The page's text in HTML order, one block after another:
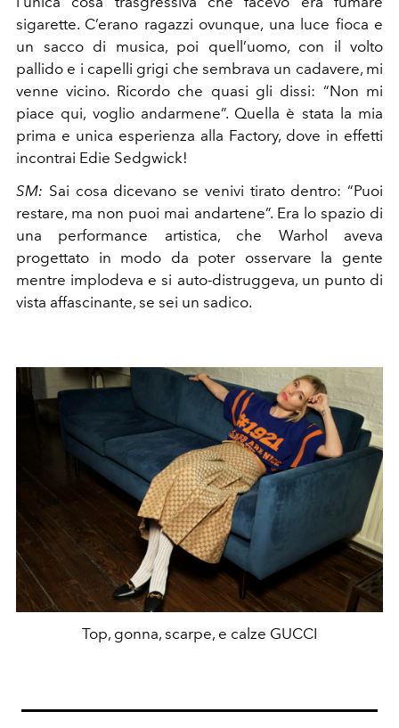
sigarette. C’erano ragazzi ovunque, una luce fioca e
un sacco di musica, poi quell’uomo, con il volto
pallido e i capelli grigi che sembrava un cadavere, mi
venne vicino. Ricordo che quasi gli dissi: “Non mi
piace qui, voglio andarmene”. Quella è stata la mia
prima e unica esperienza alla Factory, dove in effetti
incontrai Edie Sedgwick!
SM: Sai cosa dicevano se venivi tirato dentro: “Puoi
restare, ma non puoi mai andartene”. Era lo spazio di
una performance artistica, che Warhol aveva
progettato in modo da poter osservare la gente
mentre implodeva e si auto-distruggeva, un punto di
vista affascinante, se sei un sadico.
Top, gonna, scarpe, e calze GUCCI